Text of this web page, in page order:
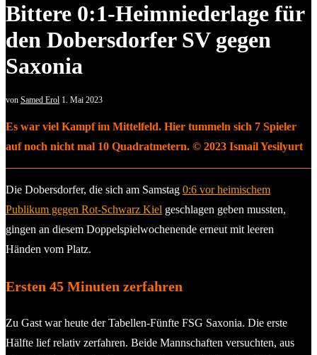
Bittere 0:1-Heimniederlage für
den Dobersdorfer SV gegen
Saxonia
von Samed Erol 1. Mai 2023
Es war viel Kampf im Mittelfeld. Hier tummeln sich 7 Spieler
auf noch nicht mal 10 Quadratmetern. © 2023 Ismail Yesilyurt
Die Dobersdorfer, die sich am Samstag 0:6 vor heimischem
Publikum gegen Rot-Schwarz Kiel geschlagen geben mussten,
gingen an diesem Doppelspielwochenende erneut mit leeren
Händen vom Platz.
Ersten 45 Minuten zerfahren
Zu Gast war heute der Tabellen-Fünfte FSG Saxonia. Die erste
Hälfte lief relativ zerfahren. Beide Mannschaften versuchten, aus